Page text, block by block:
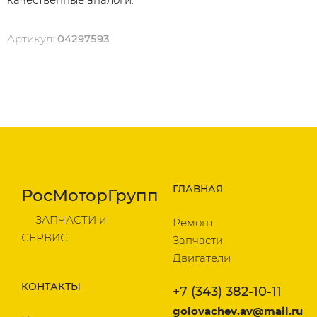
Артикул: 04297593
РосМоторГрупп
ЗАПЧАСТИ и
СЕРВИС
ГЛАВНАЯ
Ремонт
Запчасти
Двигатели
КОНТАКТЫ +7 (343) 382-10-11
golovachev.av@mail.ru